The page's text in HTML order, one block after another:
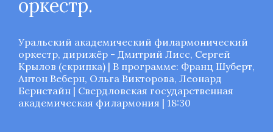
оркестр.
Уральский академический филармонический
оркестр, дирижёр - Дмитрий Лисс, Сергей
Крылов (скрипка) | В программе: Франц Шуберт,
Антон Веберн, Ольга Викторова, Леонард
Бернстайн | Свердловская государственная
академическая филармония | 18:30